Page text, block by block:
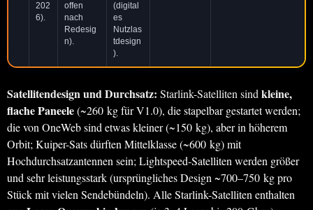
202
6).
offen
nach
Redesig
n).
(digital
es
Nutzlas
tdesign
).
Satellitendesign und Durchsatz: Starlink-Satelliten sindkleine,
flache Paneele(~260 kg für V1.0), die stapelbar gestartet werden;
die von OneWeb sind etwas kleiner (~150 kg), aber in höherem
Orbit; Kuiper-Sats dürften Mittelklasse (~600 kg) mit
Hochdurchsatzantennen sein; Lightspeed-Satelliten werden größer
und sehr leistungsstark (ursprüngliches Design ~700–750 kg pro
Stück mit vielen Sendebündeln). Alle Starlink-Satelliten enthalten